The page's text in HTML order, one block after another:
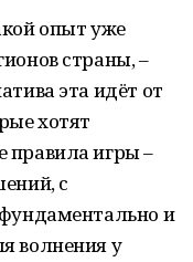
опыт уже
страны, –
эта идёт от
хотят
правила игры –
с
и
волнения у